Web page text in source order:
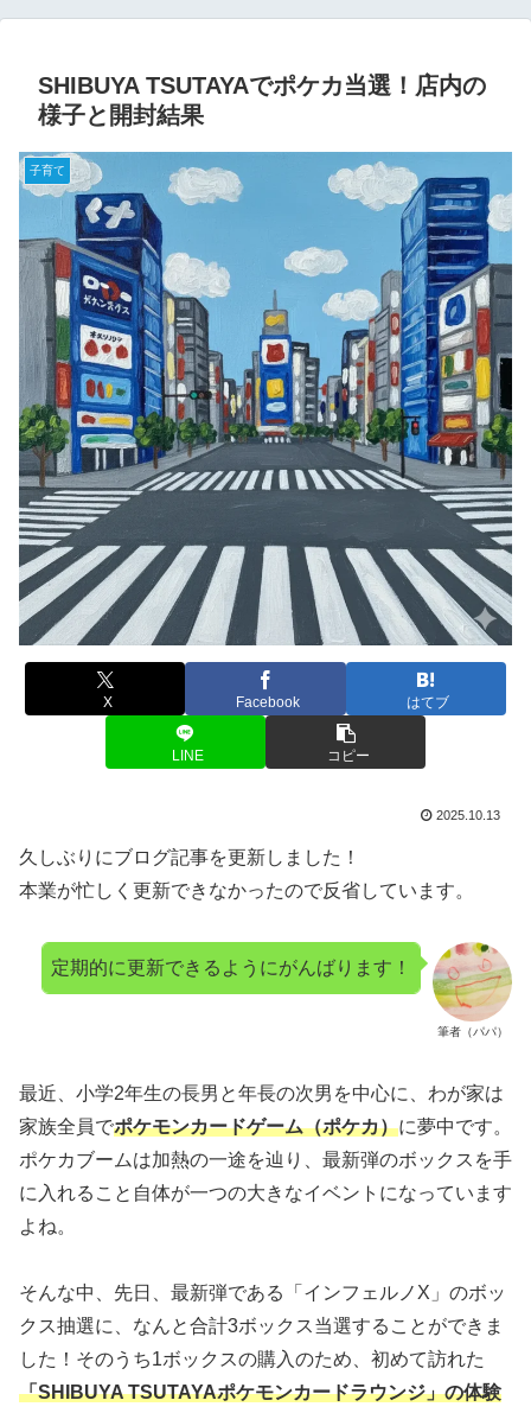
SHIBUYA TSUTAYAでポケカ当選！店内の
様子と開封結果
子育て
X Facebook はてブ
LINE コピー
2025.10.13
久しぶりにブログ記事を更新しました！
本業が忙しく更新できなかったので反省しています。
筆者（パパ）
定期的に更新できるようにがんばります！
最近、小学2年生の長男と年長の次男を中心に、わが家は
家族全員でポケモンカードゲーム（ポケカ）に夢中です。
ポケカブームは加熱の一途を辿り、最新弾のボックスを手
に入れること自体が一つの大きなイベントになっています
よね。
そんな中、先日、最新弾である「インフェルノX」のボッ
クス抽選に、なんと合計3ボックス当選することができま
した！そのうち1ボックスの購入のため、初めて訪れた
「SHIBUYA TSUTAYAポケモンカードラウンジ」の体験